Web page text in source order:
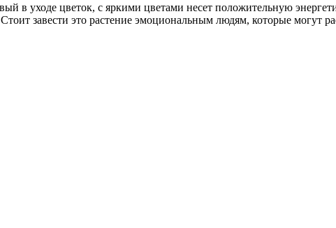
в уходе цветок, с яркими цветами несет положительную
завести это растение эмоциональным людям, которые могут